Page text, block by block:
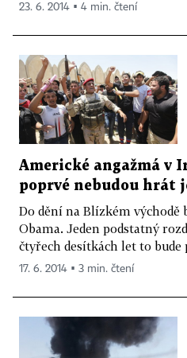
23. 6. 2014 ▪ 4 min. čtení
Americké angažmá v
poprvé nebudou hrát
Do dění na Blízkém východě
Obama. Jeden podstatný
čtyřech desítkách let to bude
17. 6. 2014 ▪ 3 min. čtení